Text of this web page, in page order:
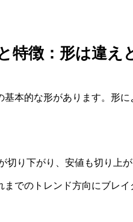
特徴：形は違え
基本的な形があります。形
切り下がり、安値も切り上
でのトレンド方向にブレイ